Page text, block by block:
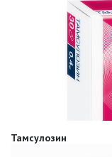
Тамсулозин